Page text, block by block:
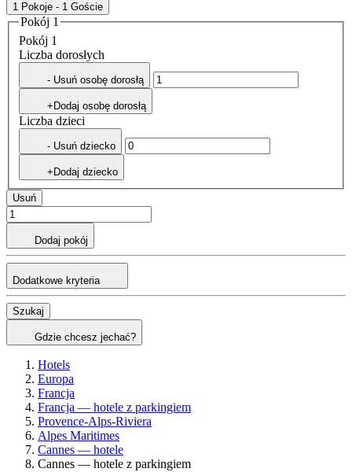
1 Pokoje - 1 Goście
Pokój 1
Pokój 1
Liczba dorosłych
- Usuń osobę dorosłą
+Dodaj osobę dorosłą
Liczba dzieci
- Usuń dziecko
+Dodaj dziecko
Usuń
Dodaj pokój
Dodatkowe kryteria
Szukaj
Gdzie chcesz jechać?
Hotels
Europa
Francja
Francja — hotele z parkingiem
Provence-Alps-Riviera
Alpes Maritimes
Cannes — hotele
Cannes — hotele z parkingiem